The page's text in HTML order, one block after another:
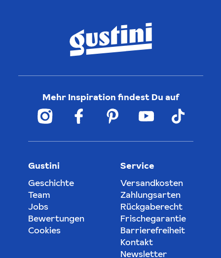
Mehr Inspiration findest Du auf
Gustini
Geschichte
Team
Jobs
Bewertungen
Cookies
Service
Versandkosten
Zahlungsarten
Rückgaberecht
Frischegarantie
Barrierefreiheit
Kontakt
Newsletter